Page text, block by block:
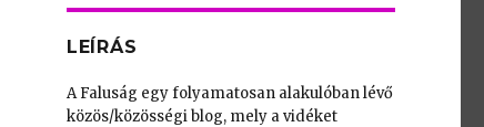
LEÍRÁS
A Faluság egy folyamatosan alakulóban lévő
közös/közösségi blog, mely a vidéket